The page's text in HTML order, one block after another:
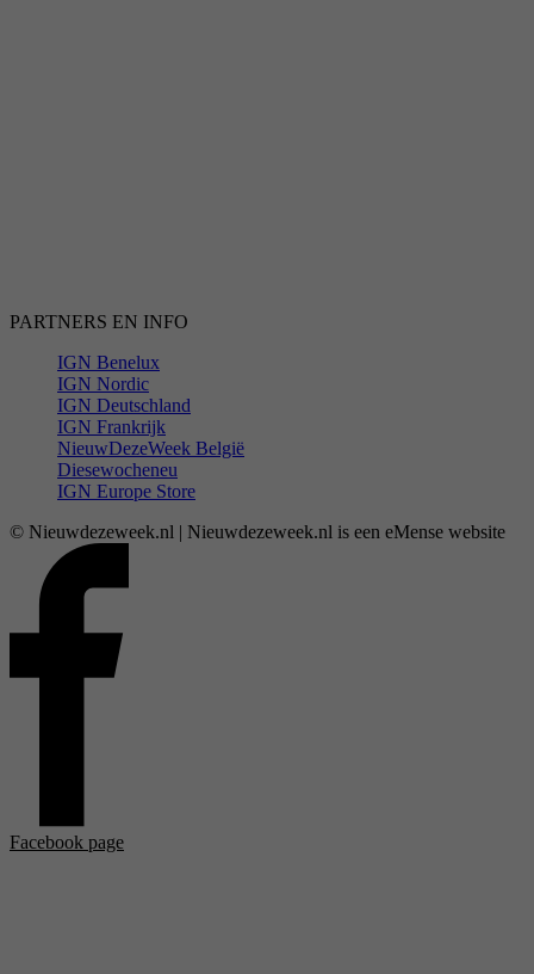
PARTNERS EN INFO
IGN Benelux
IGN Nordic
IGN Deutschland
IGN Frankrijk
NieuwDezeWeek België
Diesewocheneu
IGN Europe Store
© Nieuwdezeweek.nl | Nieuwdezeweek.nl is een eMense website
Facebook page